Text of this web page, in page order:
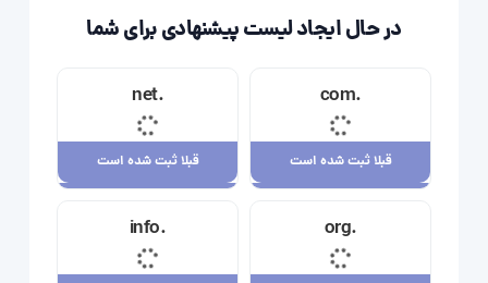
در حال ایجاد لیست پیشنهادی برای شما
.com
قبلا ثبت شده است
23,710,000 ریال
.net
قبلا ثبت شده است
.org
.info